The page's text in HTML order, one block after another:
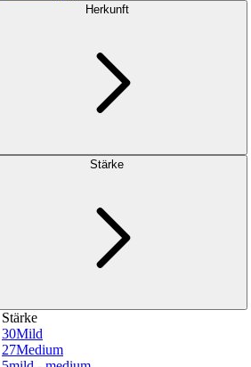
Herkunft
Stärke
Stärke
30Mild
27Medium